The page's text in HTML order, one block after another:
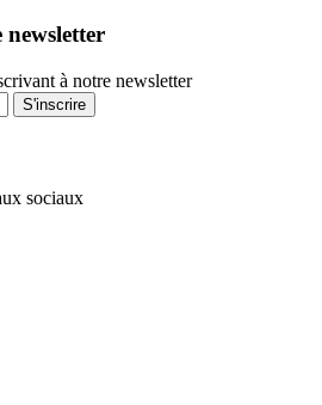
newsletter
à notre newsletter
S'inscrire
sociaux